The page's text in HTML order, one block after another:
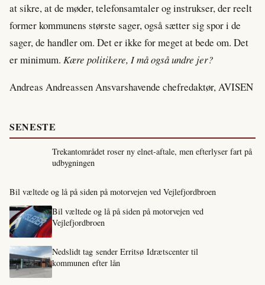
at sikre, at de møder, telefonsamtaler og instrukser, der reelt
former kommunens største sager, også sætter sig spor i de
sager, de handler om. Det er ikke for meget at bede om. Det
er minimum. Kære politikere, I må også undre jer?
Andreas Andreassen Ansvarshavende chefredaktør, AVISEN
SENESTE
Trekantområdet roser ny elnet-aftale, men efterlyser fart på
udbygningen
Bil væltede og lå på siden på motorvejen ved Vejlefjordbroen
Bil væltede og lå på siden på motorvejen ved
Vejlefjordbroen
Nedslidt tag sender Erritsø Idrætscenter til
kommunen efter lån